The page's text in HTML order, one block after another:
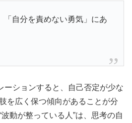
「自分を責めない勇気」にあ
ーションすると、自己否定が少な
を広く保つ傾向があることが分
動が整っている人”は、思考の自